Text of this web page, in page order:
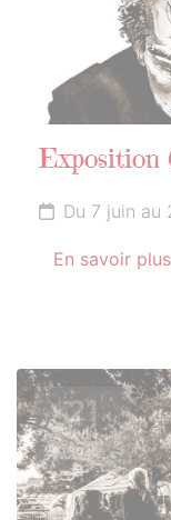
Exposition
Du 7 juin au
En savoir plus
21
JUIN
2025